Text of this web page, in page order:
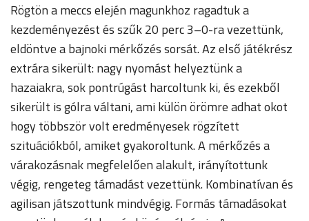
Rögtön a meccs elején magunkhoz ragadtuk a
kezdeményezést és szűk 20 perc 3–0-ra vezettünk,
eldöntve a bajnoki mérkőzés sorsát. Az első játékrész
extrára sikerült: nagy nyomást helyeztünk a
hazaiakra, sok pontrúgást harcoltunk ki, és ezekből
sikerült is gólra váltani, ami külön örömre adhat okot
hogy többször volt eredményesek rögzített
szituációkból, amiket gyakoroltunk. A mérkőzés a
várakozásnak megfelelően alakult, irányítottunk
végig, rengeteg támadást vezettünk. Kombinatívan és
agilisan játszottunk mindvégig. Formás támadásokat